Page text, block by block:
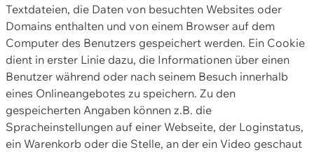
Textdateien, die Daten von besuchten Websites oder
Domains enthalten und von einem Browser auf dem
Computer des Benutzers gespeichert werden. Ein Cookie
dient in erster Linie dazu, die Informationen über einen
Benutzer während oder nach seinem Besuch innerhalb
eines Onlineangebotes zu speichern. Zu den
gespeicherten Angaben können z.B. die
Spracheinstellungen auf einer Webseite, der Loginstatus,
ein Warenkorb oder die Stelle, an der ein Video geschaut